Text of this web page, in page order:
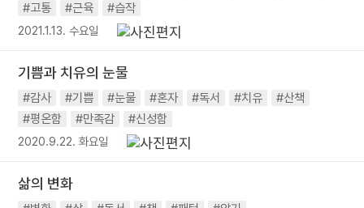
#고통
#근육 #습작
2021.1.13. 수요일
기쁨과 치유의 눈물
#감사 #기쁨 #눈물 #혼자 #독서 #치유
#산책
#평온함
#만족감 #신성함
2020.9.22. 화요일
삶의 변화